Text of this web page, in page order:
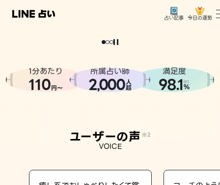
占い記事 今日の運勢
相談事例
占い記事
どうせなら
。
1分あたり
110円〜
所属占い師
2,000人
超
満足度
98.1※1
%
ユーザーの声 ※2
VOICE